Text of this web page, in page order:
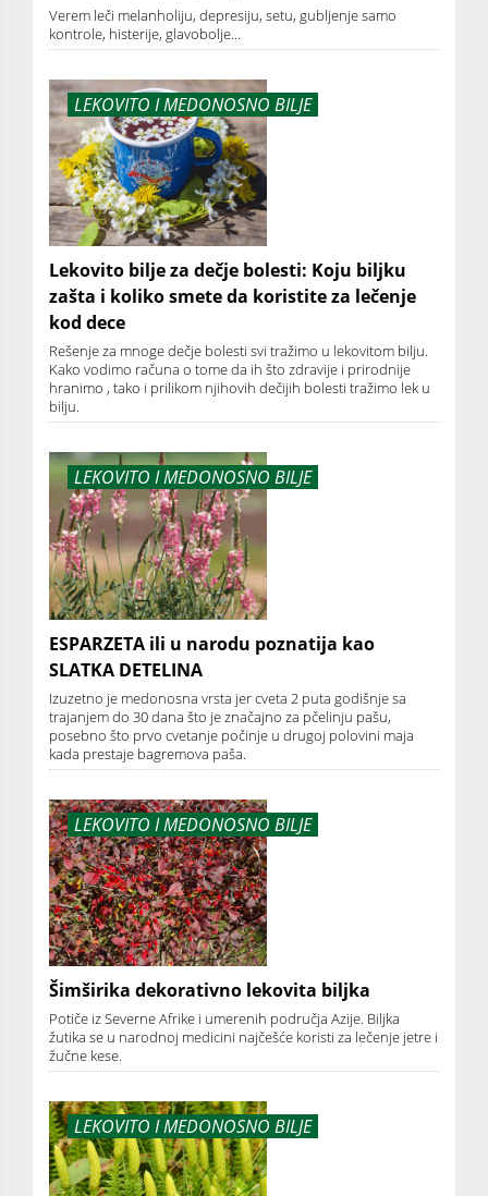
Verem leči melanholiju, depresiju, setu, gubljenje samo
kontrole, histerije, glavobolje...
LEKOVITO I MEDONOSNO BILJE
Lekovito bilje za dečje bolesti: Koju biljku
zašta i koliko smete da koristite za lečenje
kod dece
Rešenje za mnoge dečje bolesti svi tražimo u lekovitom bilju.
Kako vodimo računa o tome da ih što zdravije i prirodnije
hranimo , tako i prilikom njihovih dečijih bolesti tražimo lek u
bilju.
LEKOVITO I MEDONOSNO BILJE
ESPARZETA ili u narodu poznatija kao
SLATKA DETELINA
Izuzetno je medonosna vrsta jer cveta 2 puta godišnje sa
trajanjem do 30 dana što je značajno za pčelinju pašu,
posebno što prvo cvetanje počinje u drugoj polovini maja
kada prestaje bagremova paša.
LEKOVITO I MEDONOSNO BILJE
Šimširika dekorativno lekovita biljka
Potiče iz Severne Afrike i umerenih područja Azije. Biljka
žutika se u narodnoj medicini najčešće koristi za lečenje jetre i
žučne kese.
LEKOVITO I MEDONOSNO BILJE